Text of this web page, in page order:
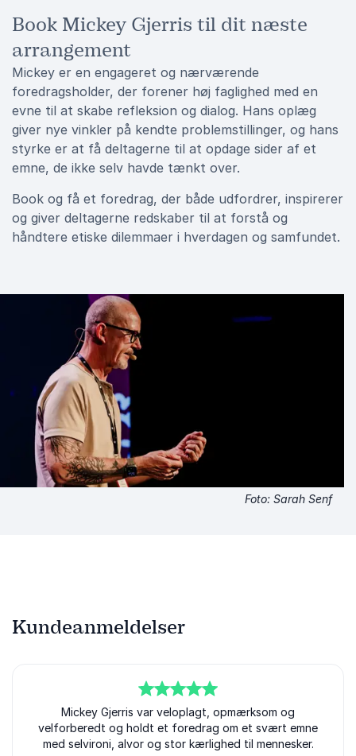
Book Mickey Gjerris til dit næste
arrangement
Mickey er en engageret og nærværende
foredragsholder, der forener høj faglighed med en
evne til at skabe refleksion og dialog. Hans oplæg
giver nye vinkler på kendte problemstillinger, og hans
styrke er at få deltagerne til at opdage sider af et
emne, de ikke selv havde tænkt over.
Book og få et foredrag, der både udfordrer, inspirerer
og giver deltagerne redskaber til at forstå og
håndtere etiske dilemmaer i hverdagen og samfundet.
Foto: Sarah Senf
Kundeanmeldelser
ud af5
Mickey Gjerris var veloplagt, opmærksom og
velforberedt og holdt et foredrag om et svært emne
med selvironi, alvor og stor kærlighed til mennesker.